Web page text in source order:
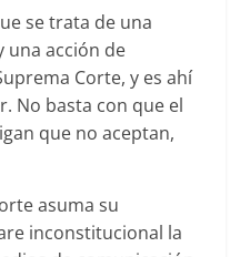
se trata de una
una acción de
Corte, y es ahí
No basta con que el
que no aceptan,
asuma su
inconstitucional la